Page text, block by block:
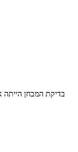
בדיקת המבחן